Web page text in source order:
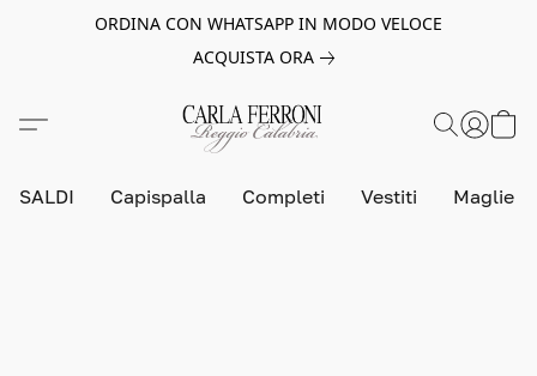
ORDINA CON WHATSAPP IN MODO VELOCE
ACQUISTA ORA
SALDI Capispalla Completi Vestiti Maglie e